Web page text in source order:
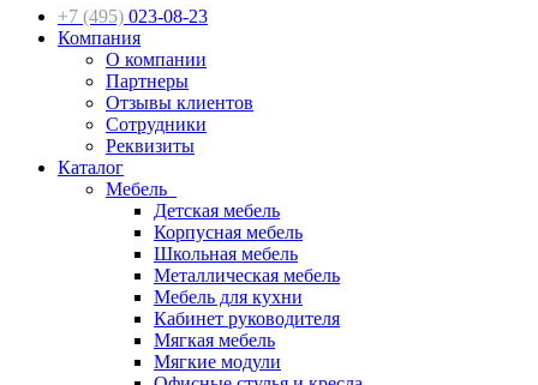
+7 (495) 023-08-23
Компания
О компании
Партнеры
Отзывы клиентов
Сотрудники
Реквизиты
Каталог
Мебель
Детская мебель
Корпусная мебель
Школьная мебель
Металлическая мебель
Мебель для кухни
Кабинет руководителя
Мягкая мебель
Мягкие модули